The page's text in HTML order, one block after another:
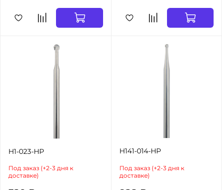
H1-023-HP
Под заказ (+2-3 дня к
доставке)
H141-014-HP
Под заказ (+2-3 дня к
доставке)